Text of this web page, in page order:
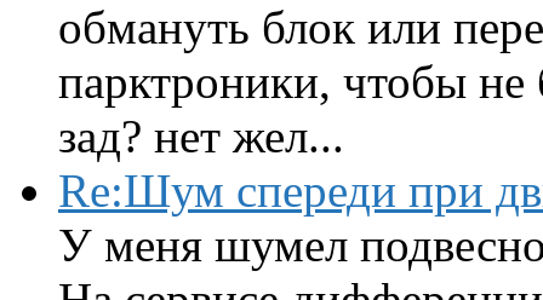
обмануть блок или
парктроники, чтобы
зад? нет жел...
Re:Шум спереди при
У меня шумел